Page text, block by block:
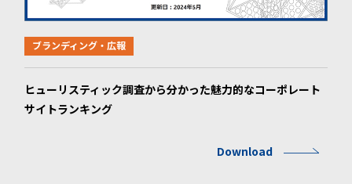
ブランディング・広報
ヒューリスティック調査から分かった魅力的なコーポレート
サイトランキング
Download